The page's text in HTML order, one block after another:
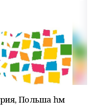
Польша һәм